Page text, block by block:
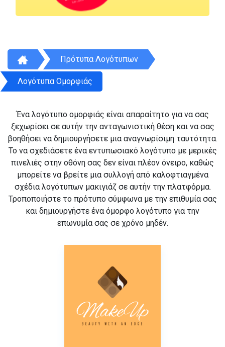
Πρότυπα Λογότυπων
Λογότυπα Ομορφιάς
Ένα λογότυπο ομορφιάς είναι απαραίτητο για να σας
ξεχωρίσει σε αυτήν την ανταγωνιστική θέση και να σας
βοηθήσει να δημιουργήσετε μια αναγνωρίσιμη ταυτότητα.
Το να σχεδιάσετε ένα εντυπωσιακό λογότυπο με μερικές
πινελιές στην οθόνη σας δεν είναι πλέον όνειρο, καθώς
μπορείτε να βρείτε μια συλλογή από καλοφτιαγμένα
σχέδια λογότυπων μακιγιάζ σε αυτήν την πλατφόρμα.
Τροποποιήστε το πρότυπο σύμφωνα με την επιθυμία σας
και δημιουργήστε ένα όμορφο λογότυπο για την
επωνυμία σας σε χρόνο μηδέν.